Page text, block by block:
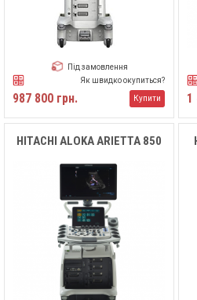
Під замовлення
Як швидко окупиться?
987 800 грн. Купити 1
HITACHI ALOKA ARIETTA 850